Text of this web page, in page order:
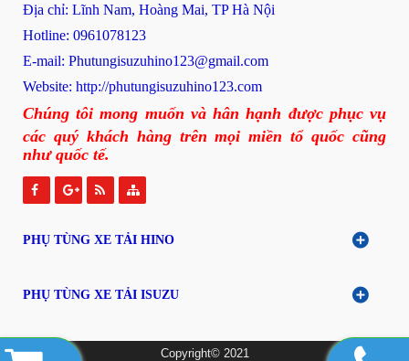
Địa chỉ: Lĩnh Nam, Hoàng Mai, TP Hà Nội
Hotline: 0961078123
E-mail: Phutungisuzuhino123@gmail.com
Website: http://phutungisuzuhino123.com
Chúng tôi mong muốn và hân hạnh được phục vụ
các quý khách hàng trên mọi miền tổ quốc cũng
như quốc tế.
PHỤ TÙNG XE TẢI HINO
PHỤ TÙNG XE TẢI ISUZU
Copyright© 2021